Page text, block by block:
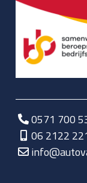
0571 700
06 2122